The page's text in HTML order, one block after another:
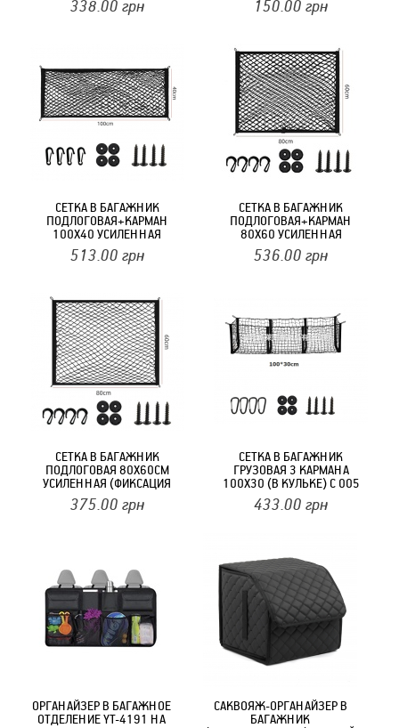
БОКОВОЙ)
338.00 грн 150.00 грн
СЕТКА В БАГАЖНИК
ПОДЛОГОВАЯ+КАРМАН
100Х40 УСИЛЕННАЯ
(ФИКСАЦИЯ БАГАЖА,
КРЮЧКИ) С 002 (100*40)
513.00 грн
СЕТКА В БАГАЖНИК
ПОДЛОГОВАЯ+КАРМАН
80Х60 УСИЛЕННАЯ
(ФИКСАЦИЯ БАГАЖА,
КРЮЧКИ) С 002 (80*60)
536.00 грн
СЕТКА В БАГАЖНИК
ПОДЛОГОВАЯ 80Х60СМ
УСИЛЕННАЯ (ФИКСАЦИЯ
БАГАЖА, КРЮЧКИ) С 001
(80*60)
375.00 грн
СЕТКА В БАГАЖНИК
ГРУЗОВАЯ 3 КАРМАНА
100Х30 (В КУЛЬКЕ) С 005
(100*30)
433.00 грн
ОРГАНАЙЗЕР В БАГАЖНОЕ
ОТДЕЛЕНИЕ YT-4191 НА
САКВОЯЖ-ОРГАНАЙЗЕР В
БАГАЖНИК